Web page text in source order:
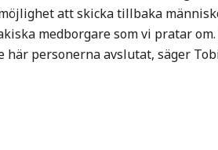
att skicka tillbaka
medborgare som vi pratar
här personerna avslutat, säger